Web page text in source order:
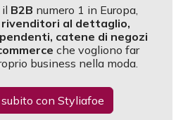
B2B numero 1 in Europa,
rivenditori al dettaglio,
catene di negozi
che vogliono far
business nella moda.
con Styliafoe